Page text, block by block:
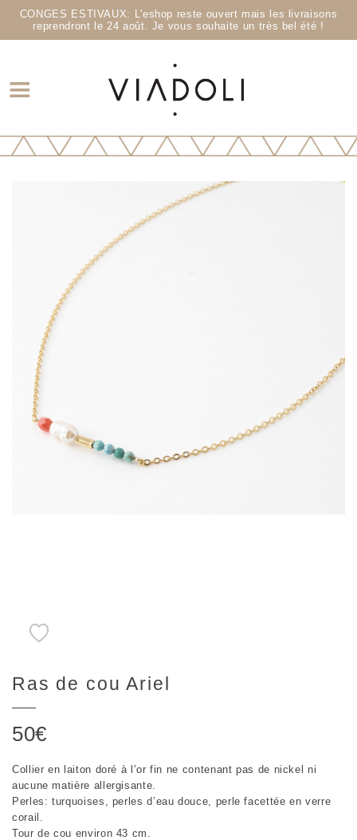
CONGES ESTIVAUX: L'eshop reste ouvert mais les livraisons
reprendront le 24 août. Je vous souhaite un très bel été !
Ras de cou Ariel
50€
Collier en laiton doré à l’or fin ne contenant pas de nickel ni
aucune matière allergisante.
Perles: turquoises, perles d’eau douce, perle facettée en verre
corail.
Tour de cou environ 43 cm.